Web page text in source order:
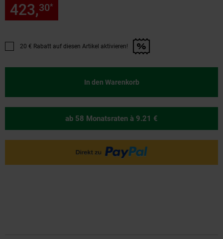
423,30*
Promotion "20 € Rabatt auf diesen Artikel aktivieren!" anwenden
20 € Rabatt auf diesen Artikel aktivieren!
In den Warenkorb
ab 58 Monatsraten à 9.21 €